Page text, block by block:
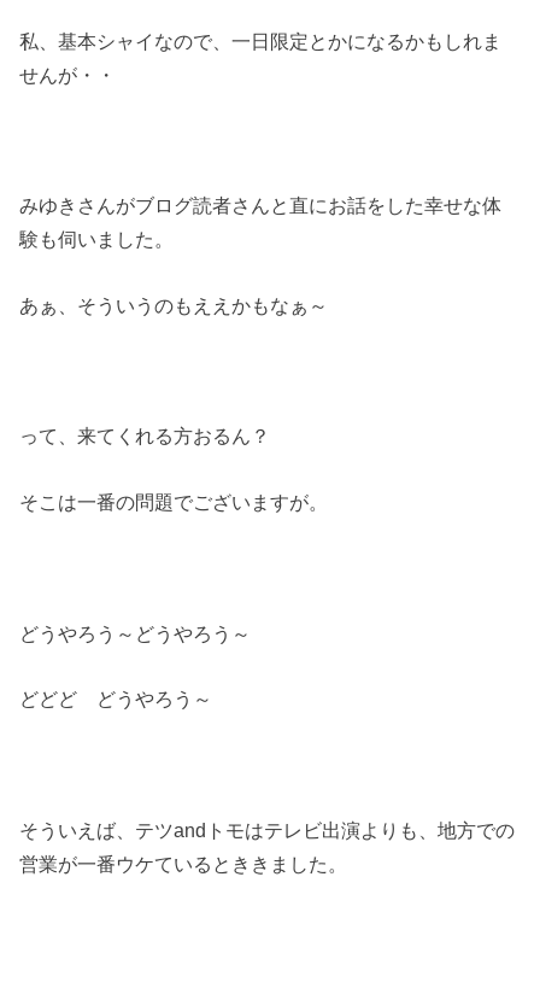
私、基本シャイなので、一日限定とかになるかもしれま
せんが・・
みゆきさんがブログ読者さんと直にお話をした幸せな体
験も伺いました。
あぁ、そういうのもええかもなぁ～
って、来てくれる方おるん？
そこは一番の問題でございますが。
どうやろう～どうやろう～
どどど どうやろう～
そういえば、テツandトモはテレビ出演よりも、地方での
営業が一番ウケているとききました。